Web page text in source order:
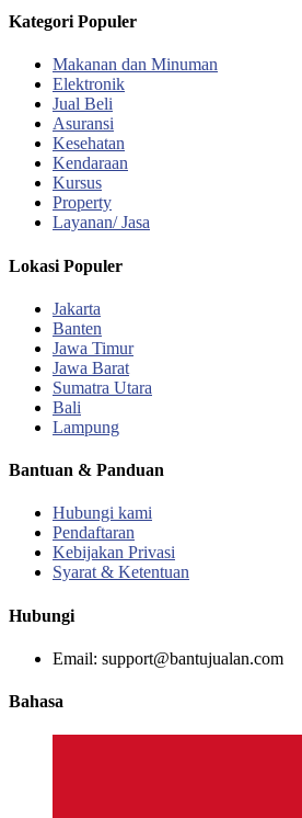
Kategori Populer
Makanan dan Minuman
Elektronik
Jual Beli
Asuransi
Kesehatan
Kendaraan
Kursus
Property
Layanan/ Jasa
Lokasi Populer
Jakarta
Banten
Jawa Timur
Jawa Barat
Sumatra Utara
Bali
Lampung
Bantuan & Panduan
Hubungi kami
Pendaftaran
Kebijakan Privasi
Syarat & Ketentuan
Hubungi
Email: support@bantujualan.com
Bahasa